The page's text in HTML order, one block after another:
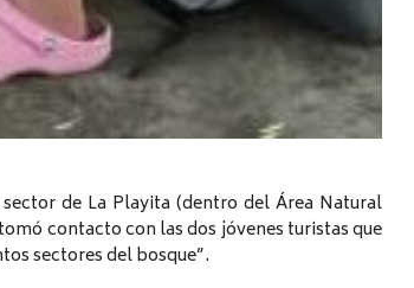
de La Playita (dentro del Área Natural
contacto con las dos jóvenes turistas que
sectores del bosque”.